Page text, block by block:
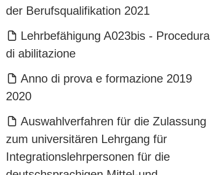
der Berufsqualifikation 2021
Lehrbefähigung A023bis - Procedura
di abilitazione
Anno di prova e formazione 2019
2020
Auswahlverfahren für die Zulassung
zum universitären Lehrgang für
Integrationslehrpersonen für die